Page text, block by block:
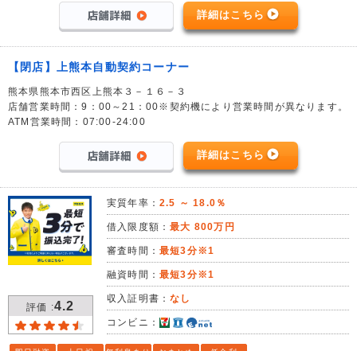
詳細はこちら
【閉店】上熊本自動契約コーナー
熊本県熊本市西区上熊本３－１６－３
店舗営業時間：9：00～21：00※契約機により営業時間が異なります。
ATM営業時間：07:00-24:00
詳細はこちら
評価 :4.2
実質年率： 2.5 ～ 18.0％
借入限度額：最大 800万円
審査時間： 最短3分※1
融資時間： 最短3分※1
収入証明書：なし
コンビニ：